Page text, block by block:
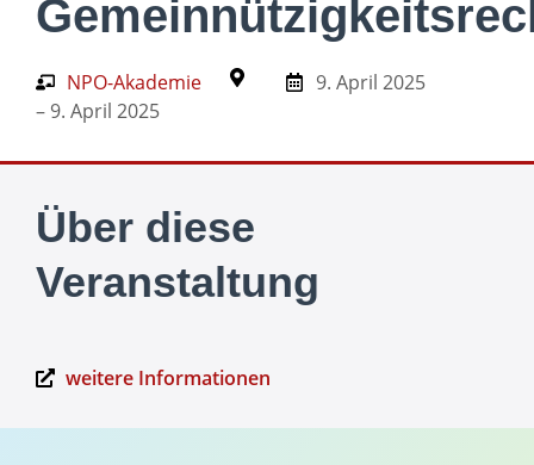
NPO-Akademie
9. April 2025
– 9. April 2025
Über diese
Veranstaltung
weitere Informationen